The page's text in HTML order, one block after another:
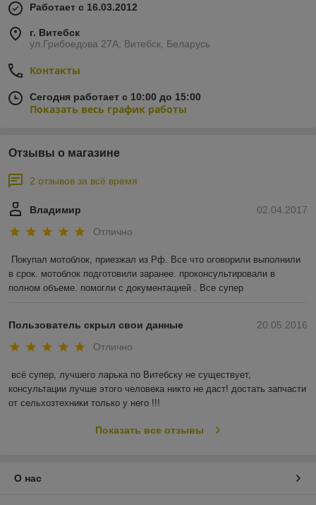
Работает с 16.03.2012
г. Витебск
ул.Грибоедова 27А, Витебск, Беларусь
Контакты
Сегодня работает с 10:00 до 15:00
Показать весь график работы
Отзывы о магазине
2 отзывов за всё время
02.04.2017
Владимир
Отлично
Покупал мотоблок, приезжал из Рф. Все что оговорили выполнили
в срок. мотоблок подготовили заранее. проконсультировали в
полном объеме. помогли с документацией . Все супер
20.05.2016
Пользователь скрыл свои данные
Отлично
всё супер, лучшего ларька по Витебску не существует,
консультации лучше этого человека никто не даст! достать запчасти
от сельхозтехники только у него !!!
Показать все отзывы
О нас